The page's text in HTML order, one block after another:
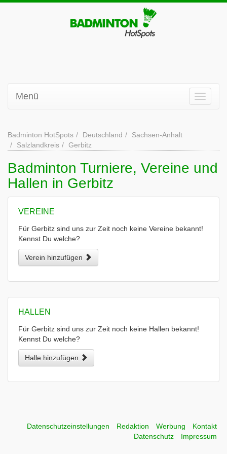
Menü
Badminton HotSpots Deutschland
Sachsen-Anhalt
Salzlandkreis
Gerbitz
Badminton Turniere, Vereine und
Hallen in Gerbitz
VEREINE
Für Gerbitz sind uns zur Zeit noch keine Vereine bekannt!
Kennst Du welche?
Verein hinzufügen
HALLEN
Für Gerbitz sind uns zur Zeit noch keine Hallen bekannt!
Kennst Du welche?
Halle hinzufügen
Datenschutzeinstellungen Redaktion Werbung
Kontakt
Datenschutz
Impressum